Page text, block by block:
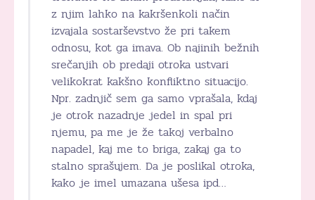
z njim lahko na kakršenkoli način
izvajala sostarševstvo že pri takem
odnosu, kot ga imava. Ob najinih bežnih
srečanjih ob predaji otroka ustvari
velikokrat kakšno konfliktno situacijo.
Npr. zadnjič sem ga samo vprašala, kdaj
je otrok nazadnje jedel in spal pri
njemu, pa me je že takoj verbalno
napadel, kaj me to briga, zakaj ga to
stalno sprašujem. Da je poslikal otroka,
kako je imel umazana ušesa ipd…